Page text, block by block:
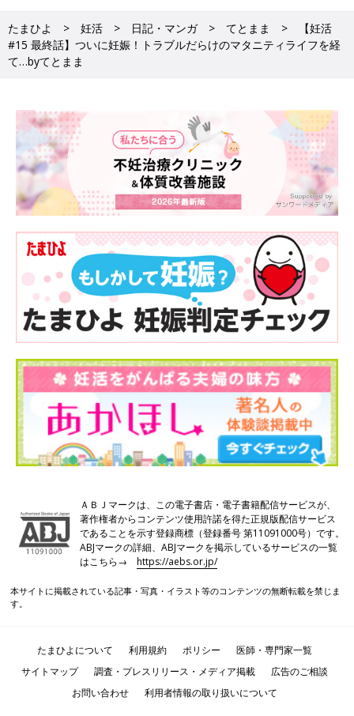
たまひよ 妊活 日記・マンガ てとまま
【妊活
#15 最終話】ついに妊娠！トラブルだらけのマタニティライフを経
て…byてとまま
ＡＢＪマークは、この電子書店・電子書籍配信サービスが、
著作権者からコンテンツ使用許諾を得た正規版配信サービス
であることを示す登録商標（登録番号 第11091000号）です。
ABJマークの詳細、ABJマークを掲示しているサービスの一覧
はこちら→https://aebs.or.jp/
本サイトに掲載されている記事・写真・イラスト等のコンテンツの無断転載を禁じま
す。
たまひよについて 利用規約 ポリシー
医師・専門家一覧
サイトマップ
調査・プレスリリース・メディア掲載
広告のご相談
お問い合わせ
利用者情報の取り扱いについて